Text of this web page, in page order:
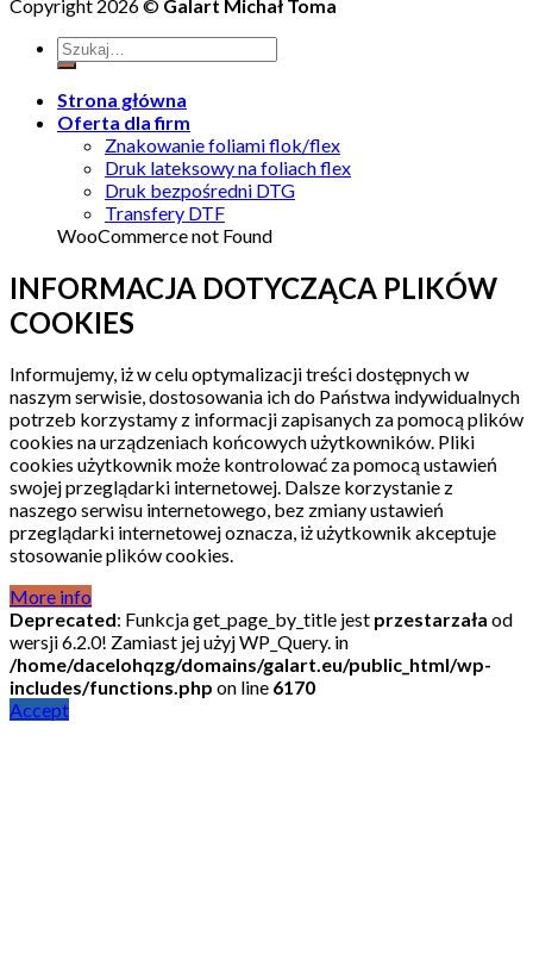
Copyright 2026 © Galart Michał Toma
Strona główna
Oferta dla firm
Znakowanie foliami flok/flex
Druk lateksowy na foliach flex
Druk bezpośredni DTG
Transfery DTF
WooCommerce not Found
INFORMACJA DOTYCZĄCA PLIKÓW
COOKIES
Informujemy, iż w celu optymalizacji treści dostępnych w
naszym serwisie, dostosowania ich do Państwa indywidualnych
potrzeb korzystamy z informacji zapisanych za pomocą plików
cookies na urządzeniach końcowych użytkowników. Pliki
cookies użytkownik może kontrolować za pomocą ustawień
swojej przeglądarki internetowej. Dalsze korzystanie z
naszego serwisu internetowego, bez zmiany ustawień
przeglądarki internetowej oznacza, iż użytkownik akceptuje
stosowanie plików cookies.
More info
Deprecated: Funkcja get_page_by_title jest przestarzała od
wersji 6.2.0! Zamiast jej użyj WP_Query. in
/home/dacelohqzg/domains/galart.eu/public_html/wp-
includes/functions.php on line 6170
Accept